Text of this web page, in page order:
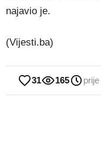
najavio je.
(Vijesti.ba)
31 165